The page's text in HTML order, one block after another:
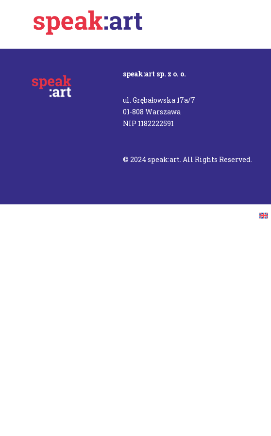
speak:art sp. z o. o.
ul. Grębałowska 17a/7
01-808 Warszawa
NIP 1182222591
© 2024 speak:art. All Rights Reserved.